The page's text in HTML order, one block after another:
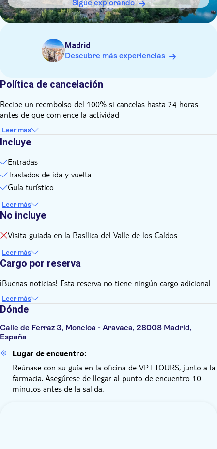
Sigue explorando
Madrid
Descubre más experiencias
Política de cancelación
Recibe un reembolso del 100% si cancelas hasta 24 horas
antes de que comience la actividad
Leer más
Incluye
Entradas
Traslados de ida y vuelta
Guía turístico
Leer más
No incluye
Visita guiada en la Basílica del Valle de los Caídos
Leer más
Cargo por reserva
¡Buenas noticias! Esta reserva no tiene ningún cargo adicional
Leer más
Dónde
Calle de Ferraz 3, Moncloa - Aravaca, 28008 Madrid,
España
Lugar de encuentro:
Reúnase con su guía en la oficina de VPT TOURS, junto a la
farmacia. Asegúrese de llegar al punto de encuentro 10
minutos antes de la salida.